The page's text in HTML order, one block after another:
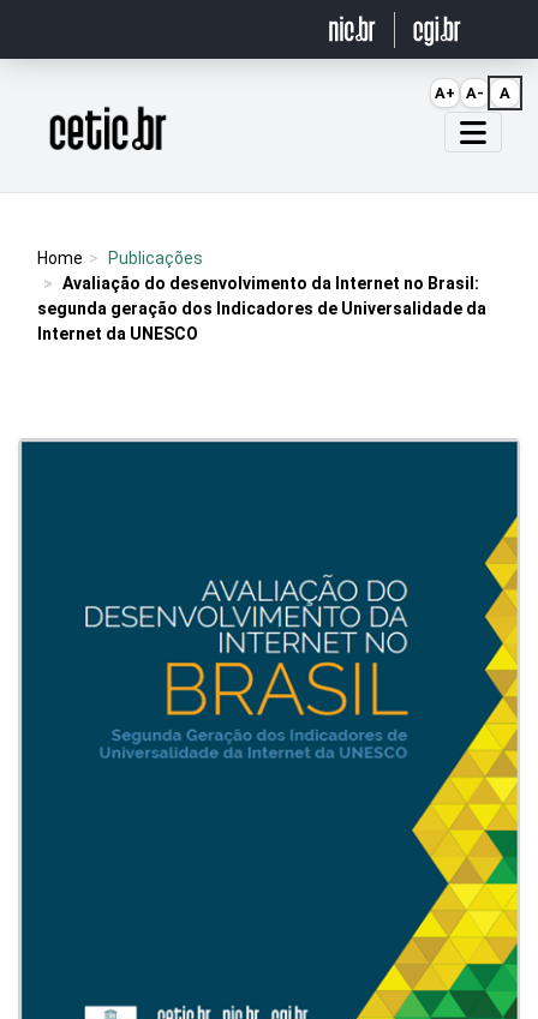
Página inicial
Home
Publicações
Avaliação do desenvolvimento da Internet no Brasil:
segunda geração dos Indicadores de Universalidade da
Internet da UNESCO
A+ A- A